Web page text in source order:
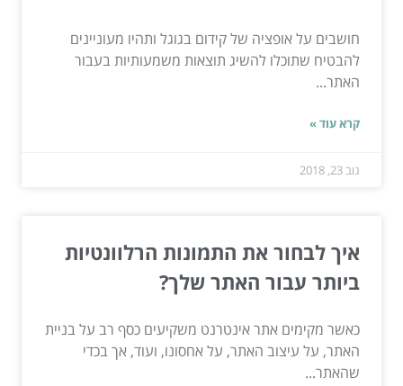
חושבים על אופציה של קידום בגוגל ותהיו מעוניינים
להבטיח שתוכלו להשיג תוצאות משמעותיות בעבור
האתר...
קרא עוד »
נוב 23, 2018
איך לבחור את התמונות הרלוונטיות
ביותר עבור האתר שלך?
כאשר מקימים אתר אינטרנט משקיעים כסף רב על בניית
האתר, על עיצוב האתר, על אחסונו, ועוד, אך בכדי
שהאתר...